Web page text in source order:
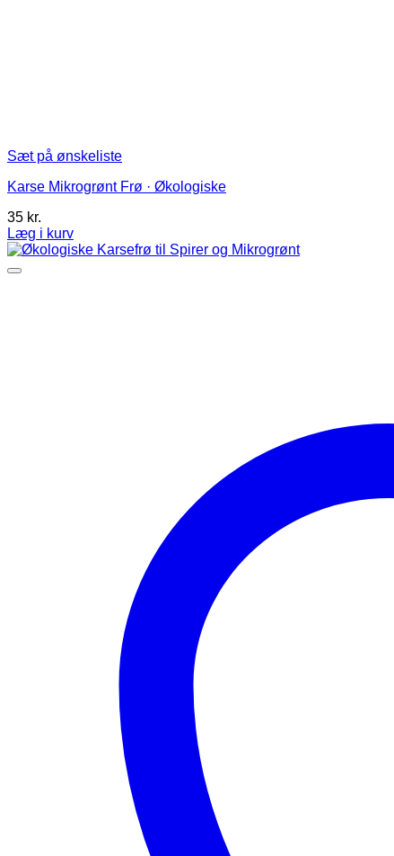
Sæt på ønskeliste
Karse Mikrogrønt Frø · Økologiske
35 kr.
Læg i kurv
Dette
vare
har